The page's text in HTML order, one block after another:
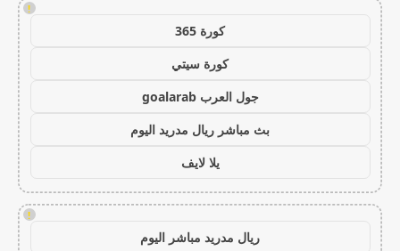
!
كورة 365
كورة سيتي
جول العرب goalarab
بث مباشر ريال مدريد اليوم
يلا لايف
!
ريال مدريد مباشر اليوم